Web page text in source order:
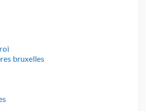
bruxelles